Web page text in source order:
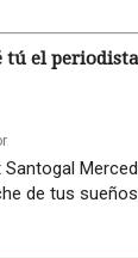
tú el
Santogal
de tus sueños